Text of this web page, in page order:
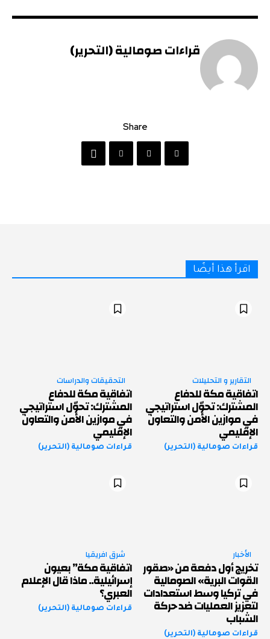
قراءات صومالية (التحرير)
Share
اقرأ هذا أيضًا
التقارير و التحليلات
اتفاقية مكة للدفاع
المشترك: تحوّل استراتيجي
في موازين الأمن والتعاون
الإقليمي
قراءات صومالية (التحرير)
التحقيقات والدراسات
اتفاقية مكة للدفاع
المشترك: تحوّل استراتيجي
في موازين الأمن والتعاون
الإقليمي
قراءات صومالية (التحرير)
الأخبار
تخريج أول دفعة من «صقور
القوات البرية» الصومالية
في تركيا وسط استعدادات
لتعزيز العمليات ضد حركة
الشباب
قراءات صومالية (التحرير)
شرق افريقيا
اتفاقية مكة” بعيون
إسرائيلية.. ماذا قال الإعلام
العبري؟
قراءات صومالية (التحرير)